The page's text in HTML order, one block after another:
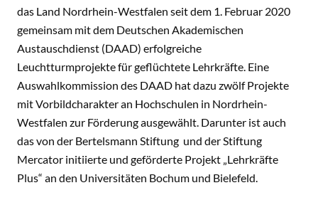
das Land Nordrhein-Westfalen seit dem 1. Februar 2020
gemeinsam mit dem Deutschen Akademischen
Austauschdienst (DAAD) erfolgreiche
Leuchtturmprojekte für geflüchtete Lehrkräfte. Eine
Auswahlkommission des DAAD hat dazu zwölf Projekte
mit Vorbildcharakter an Hochschulen in Nordrhein-
Westfalen zur Förderung ausgewählt. Darunter ist auch
das von der Bertelsmann Stiftung und der Stiftung
Mercator initiierte und geförderte Projekt „Lehrkräfte
Plus“ an den Universitäten Bochum und Bielefeld.